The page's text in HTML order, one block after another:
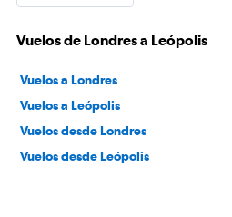
Vuelos de Londres a Leópolis
Vuelos a Londres
Vuelos a Leópolis
Vuelos desde Londres
Vuelos desde Leópolis